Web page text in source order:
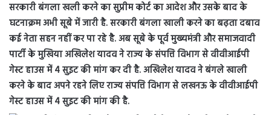
सरकारी बंगला खली करने का सुप्रीम कोर्ट का आदेश और उसके बाद के
घटनाक्रम अभी सूबे में जारी है. सरकारी बंगला खाली करने का बढ़ता दबाव
कई नेता सहन नहीं कर पा रहे है. अब सूबे के पूर्व मुख्यमंत्री और समाजवादी
पार्टी के मुखिया अखिलेश यादव ने राज्य के संपत्ति विभाग से वीवीआईपी
गेस्ट हाउस में 4 सुइट की मांग कर दी है. अखिलेश यादव ने बंगले खाली
करने के बाद अपने रहने लिए राज्य संपत्ति विभाग से लखनऊ के वीवीआईपी
गेस्ट हाउस में 4 सुइट की मांग की है.